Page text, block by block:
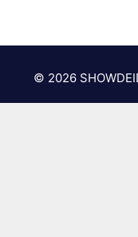
© 2026